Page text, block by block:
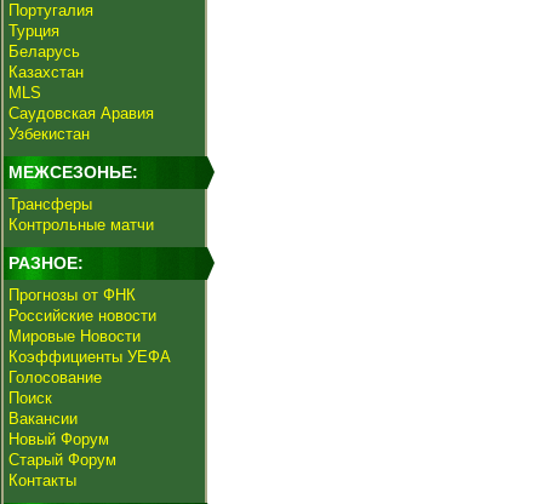
Португалия
Турция
Беларусь
Казахстан
MLS
Саудовская Аравия
Узбекистан
МЕЖСЕЗОНЬЕ:
Трансферы
Контрольные матчи
РАЗНОЕ:
Прогнозы от ФНК
Российские новости
Мировые Новости
Коэффициенты УЕФА
Голосование
Поиск
Вакансии
Новый Форум
Старый Форум
Контакты